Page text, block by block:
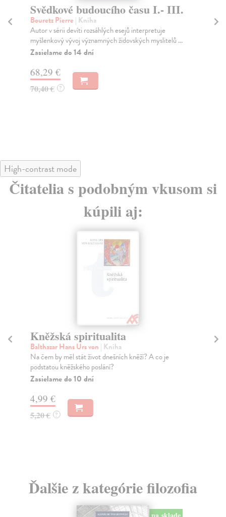
Svědkové budoucího času I.- III.
Bouretz Pierre | Kniha
Autor v sérii devíti rozsáhlých esejů interpretuje
myšlenkový vývoj významných židovských myslitelů ...
Zasielame do 14 dní
68,29 €
70,40 € ?
High-contrast mode
Čitatelia s podobným vkusom si
kúpili aj:
Kněžská spiritualita
Balthazar Hans Urs von | Kniha
Na čem by měl stát život dnešních kněží? A co je
podstatou kněžského poslání?
Zasielame do 10 dní
4,99 €
5,20 € ?
Ďalšie z kategórie filozofia